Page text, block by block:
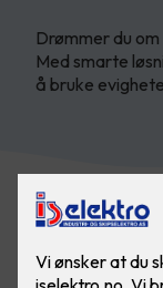
Drømmer du
Med smarte
å bruke